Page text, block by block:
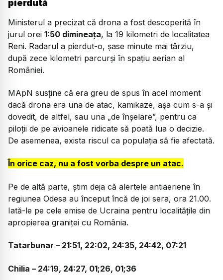
pierdută
Ministerul a precizat că drona a fost descoperită în
jurul orei 1:50 dimineața, la 19 kilometri de localitatea
Reni. Radarul a pierdut-o, șase minute mai târziu,
după zece kilometri parcurși în spațiu aerian al
României.
MApN susține că era greu de spus în acel moment
dacă drona era una de atac, kamikaze, așa cum s-a și
dovedit, de altfel, sau una „de înșelare”, pentru ca
piloții de pe avioanele ridicate să poată lua o decizie.
De asemenea, exista riscul ca populația să fie afectată.
În orice caz, nu a fost vorba despre un atac.
Pe de altă parte, știm deja că alertele antiaeriene în
regiunea Odesa au început încă de joi sera, ora 21.00.
Iată-le pe cele emise de Ucraina pentru localitățile din
apropierea graniței cu România.
Tatarbunar – 21:51, 22:02, 24:35, 24:42, 07:21
Chilia – 24:19, 24:27, 01;26, 01;36